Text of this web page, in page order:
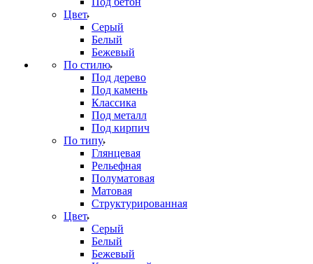
Цвет
Серый
Белый
Бежевый
По стилю
Под дерево
Под камень
Классика
Под металл
Под кирпич
По типу
Глянцевая
Рельефная
Полуматовая
Матовая
Структурированная
Цвет
Серый
Белый
Бежевый